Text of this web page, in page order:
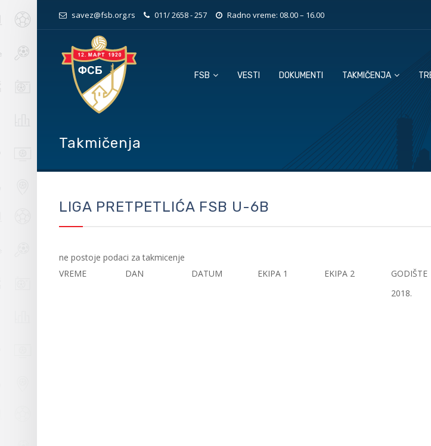
savez@fsb.org.rs 011/ 2658 - 257 Radno vreme: 08.00 – 16.00
FSB VESTI DOKUMENTI TAKMIČENJA
Takmičenja
LIGA PRETPETLIĆA FSB U-6B
ne postoje podaci za takmicenje
VREME
DAN DATUM EKIPA 1 EKIPA 2 GODIŠTE
2018.